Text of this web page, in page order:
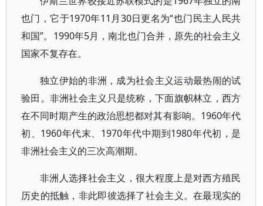
也门，它于1970年11月30日更名为“也门民主人民共
和国”。1990年5月，南北也门合并，原先的社会主义
国家不复存在。
独立伊始的非洲，成为社会主义运动最热闹的试
验田。非洲社会主义只是统称，下面旗帜林立，西方
在不同时期产生的政治思想都对其有影响。1960年代
初、1960年代末、1970年代中期到1980年代初，是
非洲社会主义的三次高潮期。
非洲人选择社会主义，很大程度上是对西方殖民
历史的抵触，非此即彼选择了社会主义。在最现实的